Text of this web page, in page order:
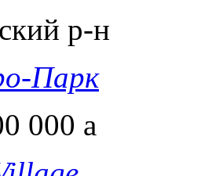
р-н
Парк
000 a